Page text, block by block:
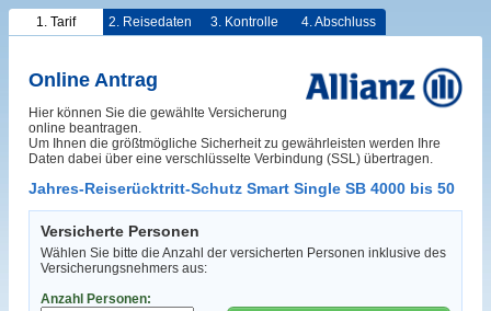
1. Tarif 2. Reisedaten 3. Kontrolle 4. Abschluss
Online Antrag
Hier können Sie die gewählte Versicherung
online beantragen.
Um Ihnen die größtmögliche Sicherheit zu gewährleisten werden Ihre
Daten dabei über eine verschlüsselte Verbindung (SSL) übertragen.
Jahres-Reiserücktritt-Schutz Smart Single SB 4000 bis 50
Versicherte Personen
Wählen Sie bitte die Anzahl der versicherten Personen inklusive des
Versicherungsnehmers aus:
Anzahl Personen: